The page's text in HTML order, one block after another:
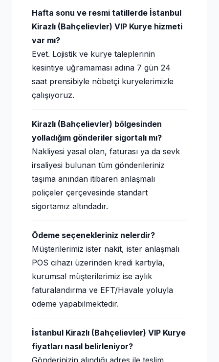
Hafta sonu ve resmi tatillerde İstanbul
Kirazlı (Bahçelievler) VIP Kurye hizmeti
var mı?
Evet. Lojistik ve kurye taleplerinin
kesintiye uğramaması adına 7 gün 24
saat prensibiyle nöbetçi kuryelerimizle
çalışıyoruz.
Kirazlı (Bahçelievler) bölgesinden
yolladığım gönderiler sigortalı mı?
Nakliyesi yasal olan, faturası ya da sevk
irsaliyesi bulunan tüm gönderileriniz
taşıma anından itibaren anlaşmalı
poliçeler çerçevesinde standart
sigortamız altındadır.
Ödeme seçenekleriniz nelerdir?
Müşterilerimiz ister nakit, ister anlaşmalı
POS cihazı üzerinden kredi kartıyla,
kurumsal müşterilerimiz ise aylık
faturalandırma ve EFT/Havale yoluyla
ödeme yapabilmektedir.
İstanbul Kirazlı (Bahçelievler) VIP Kurye
fiyatları nasıl belirleniyor?
Gönderinizin alındığı adres ile teslim